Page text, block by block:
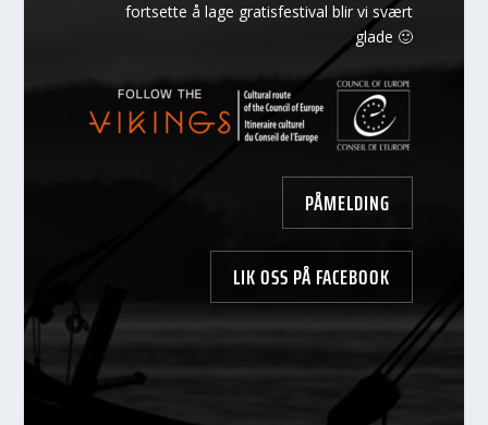
fortsette å lage gratisfestival blir vi svært
glade 🙂
PÅMELDING
LIK OSS PÅ FACEBOOK